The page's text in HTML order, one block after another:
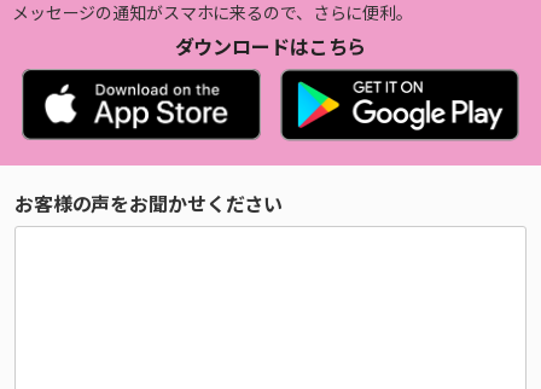
メッセージの通知がスマホに来るので、さらに便利。
ダウンロードはこちら
お客様の声をお聞かせください